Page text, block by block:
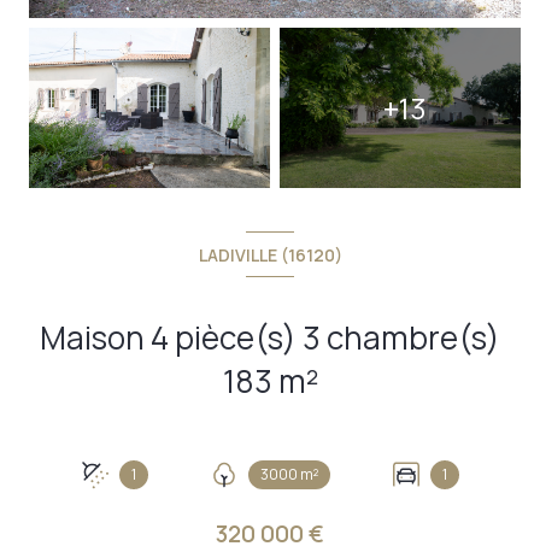
+13
LADIVILLE (16120)
Maison 4 pièce(s) 3 chambre(s)
183 m²
1 3000 m² 1
320 000 €